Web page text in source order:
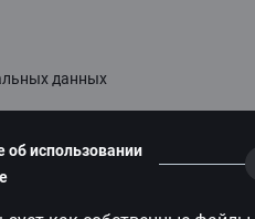
использовании
данных